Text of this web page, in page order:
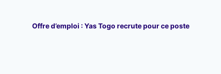
Offre d’emploi : Yas Togo recrute pour ce poste